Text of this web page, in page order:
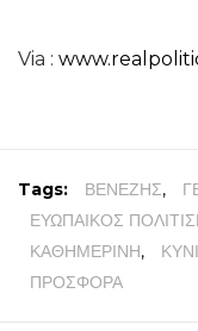
Via :
Tags: ΒΕΝΕΖΗΣ,
ΕΥΩΠΑΙΚΟΣ
ΚΑΘΗΜΕΡΙΝΗ,
ΠΡΟΣΦΟΡΑ